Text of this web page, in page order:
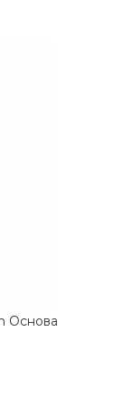
Основа